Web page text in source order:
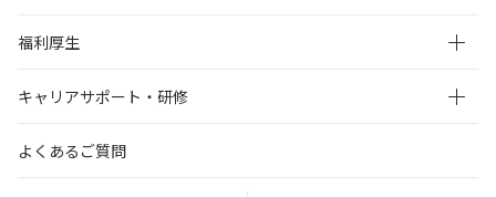
福利厚生
キャリアサポート・研修
よくあるご質問